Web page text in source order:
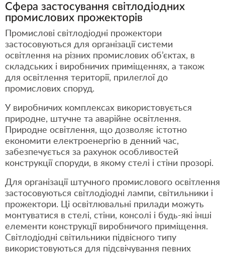
Сфера застосування світлодіодних
промислових прожекторів
Промислові світлодіодні прожектори
застосовуються для організації системи
освітлення на різних промислових об’єктах, в
складських і виробничих приміщеннях, а також
для освітлення території, прилеглої до
промислових споруд.
У виробничих комплексах використовується
природне, штучне та аварійне освітлення.
Природне освітлення, що дозволяє істотно
економити електроенергію в денний час,
забезпечується за рахунок особливостей
конструкції споруди, в якому стелі і стіни прозорі.
Для організації штучного промислового освітлення
застосовуються світлодіодні лампи, світильники і
прожектори. Ці освітлювальні прилади можуть
монтуватися в стелі, стіни, консолі і будь-які інші
елементи конструкції виробничого приміщення.
Світлодіодні світильники підвісного типу
використовуються для підсвічування певних